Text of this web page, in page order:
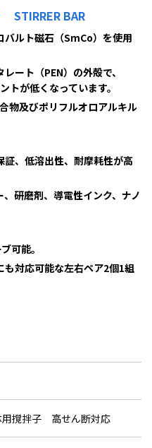
STIRRER BAR
バルト磁石（SmCo）を使用
ート（PEN）の外殻で、
トが低くなっています。
物及びポリフルオロアルキル
、低溶出性、耐摩耗性が高
研磨剤、導電性インク、ナノ
可能。
も対応可能な左右ペア2個1組
用撹拌子 高せん断対応